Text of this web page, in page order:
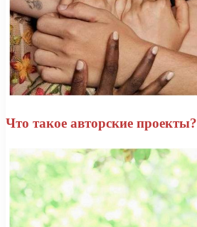
Что такое авторские проекты?